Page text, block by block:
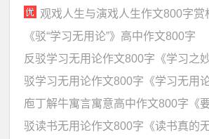
《驳“学习无用论”》高中作文800字
反驳学习无用论作文800字《学习之妙
驳学习无用论作文800字《学习无用
驳读书无用论作文800字《读书真的无